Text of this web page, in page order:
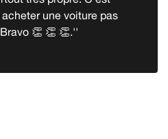
une voiture pas
👏 👏 👏.''